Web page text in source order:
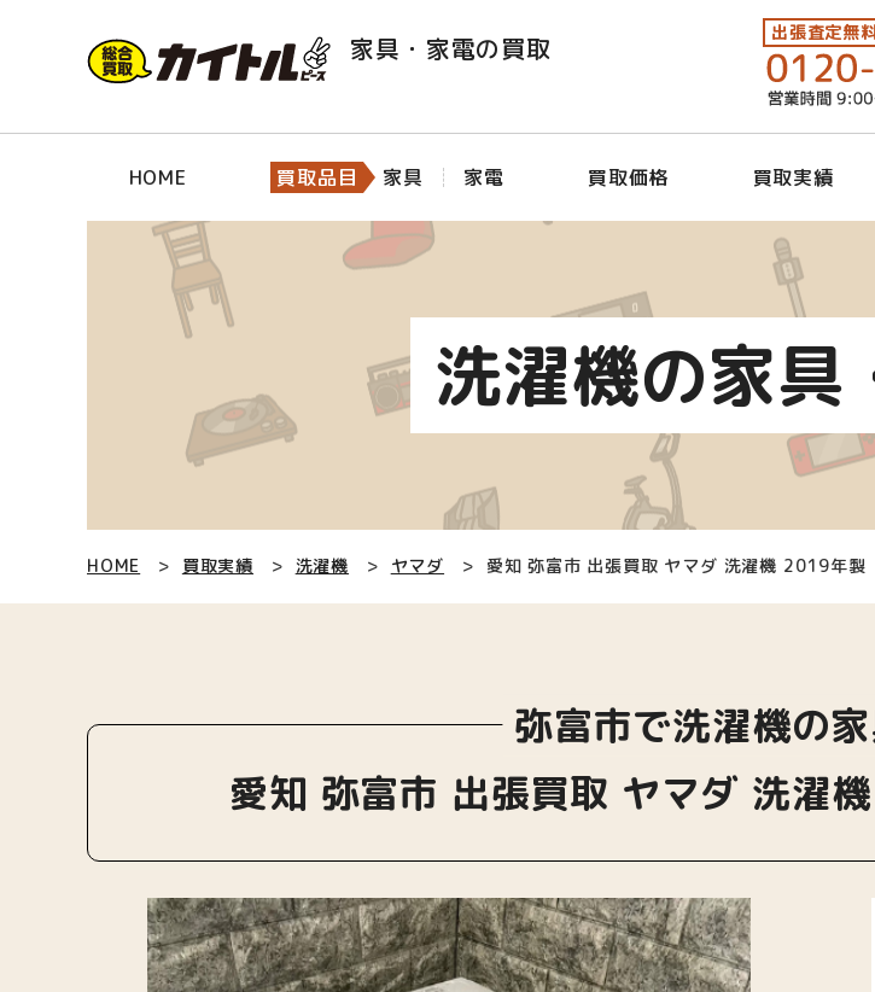
家具・家電の買取 出張査定無
HOME 買取品目 家具 家電 買取価格 買取実績
洗濯機の家具
HOME 買取実績 洗濯機 ヤマダ 愛知 弥富市 出張買取 ヤマダ 洗濯機 2019年製
弥富市で洗濯機の
愛知 弥富市 出張買取 ヤマダ 洗濯